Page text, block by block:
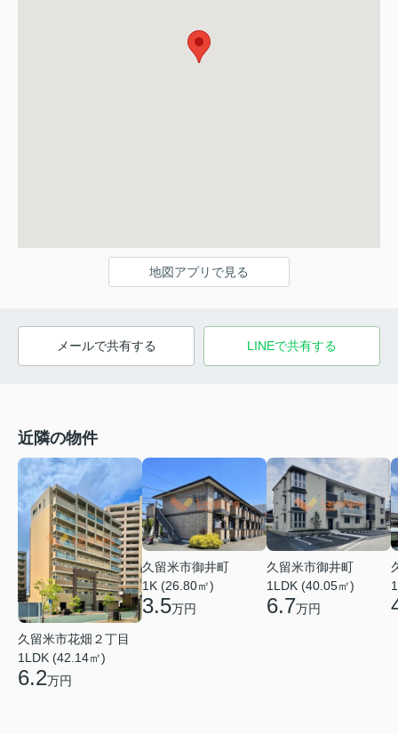
地図アプリで見る
メールで共有する LINEで共有する
近隣の物件
久留米市花畑２丁目
1LDK (42.14㎡)
6.2万円
久留米市御井町
1K (26.80㎡)
3.5万円
久留米市御井町
1LDK (40.05㎡)
6.7万円